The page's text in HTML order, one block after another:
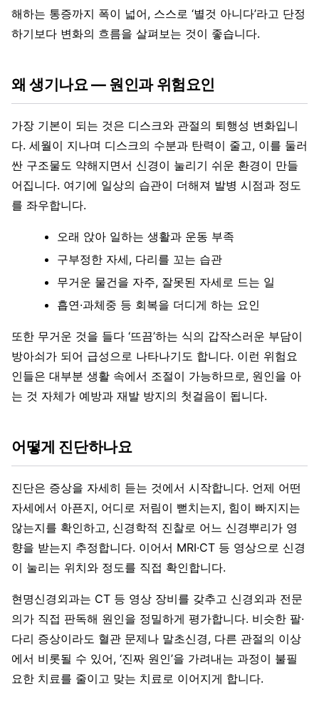
해하는 통증까지 폭이 넓어, 스스로 ‘별것 아니다’라고 단정
하기보다 변화의 흐름을 살펴보는 것이 좋습니다.
왜 생기나요 — 원인과 위험요인
가장 기본이 되는 것은 디스크와 관절의 퇴행성 변화입니
다. 세월이 지나며 디스크의 수분과 탄력이 줄고, 이를 둘러
싼 구조물도 약해지면서 신경이 눌리기 쉬운 환경이 만들
어집니다. 여기에 일상의 습관이 더해져 발병 시점과 정도
를 좌우합니다.
오래 앉아 일하는 생활과 운동 부족
구부정한 자세, 다리를 꼬는 습관
무거운 물건을 자주, 잘못된 자세로 드는 일
흡연·과체중 등 회복을 더디게 하는 요인
또한 무거운 것을 들다 ‘뜨끔’하는 식의 갑작스러운 부담이
방아쇠가 되어 급성으로 나타나기도 합니다. 이런 위험요
인들은 대부분 생활 속에서 조절이 가능하므로, 원인을 아
는 것 자체가 예방과 재발 방지의 첫걸음이 됩니다.
어떻게 진단하나요
진단은 증상을 자세히 듣는 것에서 시작합니다. 언제 어떤
자세에서 아픈지, 어디로 저림이 뻗치는지, 힘이 빠지지는
않는지를 확인하고, 신경학적 진찰로 어느 신경뿌리가 영
향을 받는지 추정합니다. 이어서 MRI·CT 등 영상으로 신경
이 눌리는 위치와 정도를 직접 확인합니다.
현명신경외과는 CT 등 영상 장비를 갖추고 신경외과 전문
의가 직접 판독해 원인을 정밀하게 평가합니다. 비슷한 팔·
다리 증상이라도 혈관 문제나 말초신경, 다른 관절의 이상
에서 비롯될 수 있어, ‘진짜 원인’을 가려내는 과정이 불필
요한 치료를 줄이고 맞는 치료로 이어지게 합니다.